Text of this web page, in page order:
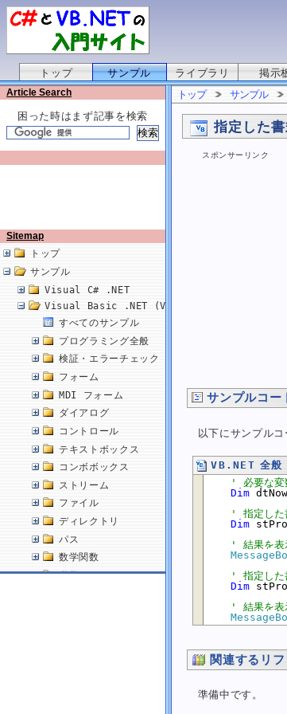
トップ サンプル ライブラリ 掲示
Article Search
困った時はまず記事を検索
Sitemap
トップ
サンプル
Visual C# .NET
Visual Basic .NET (VB.NET)
すべてのサンプル
プログラミング全般
検証・エラーチェック
フォーム
MDI フォーム
ダイアログ
コントロール
テキストボックス
コンボボックス
ストリーム
ファイル
ディレクトリ
パス
数学関数
乱数
指定した書式で日付を文字列に変換する
トップ サンプル
指定した
スポンサーリンク
サンプルコー
以下にサンプルコ
VB.NET 全般
' 必要な変
Dim
' 指定した
Dim
' 結果を表
' 指定した
Dim
' 結果を表
関連するリ
準備中です。